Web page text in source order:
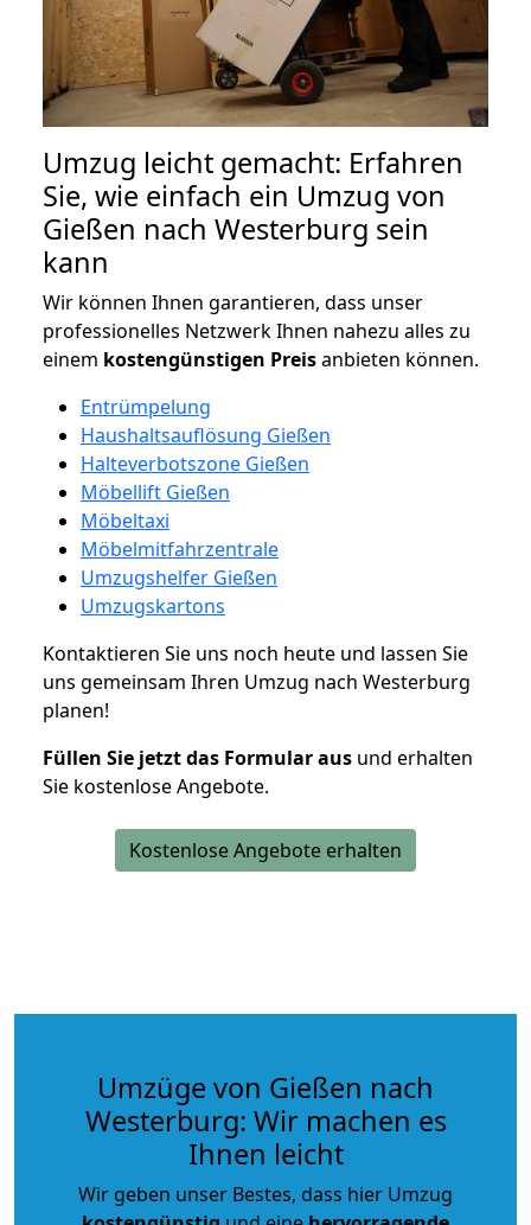
Umzug leicht gemacht: Erfahren
Sie, wie einfach ein Umzug von
Gießen nach Westerburg sein
kann
Wir können Ihnen garantieren, dass unser
professionelles Netzwerk Ihnen nahezu alles zu
einem kostengünstigen Preisanbieten können.
Entrümpelung
Haushaltsauflösung Gießen
Halteverbotszone Gießen
Möbellift Gießen
Möbeltaxi
Möbelmitfahrzentrale
Umzugshelfer Gießen
Umzugskartons
Kontaktieren Sie uns noch heute und lassen Sie
uns gemeinsam Ihren Umzug nach Westerburg
planen!
Füllen Sie jetzt das Formular aus und erhalten
Sie kostenlose Angebote.
Kostenlose Angebote erhalten
Umzüge von Gießen nach
Westerburg: Wir machen es
Ihnen leicht
Wir geben unser Bestes, dass hier Umzug